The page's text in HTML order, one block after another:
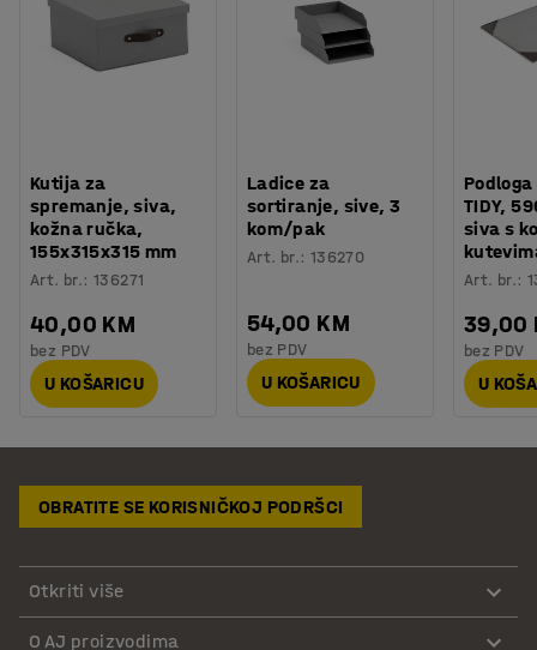
Kutija za
spremanje, siva,
kožna ručka,
155x315x315 mm
Art. br.:136271
40,00 KM
bez PDV
U KOŠARICU
Ladice za
sortiranje, sive, 3
kom/pak
Art. br.: 136270
54,00 KM
bez PDV
U KOŠARICU
TIDY,
siva s
Art. br.:
39,00
bez PDV
U
OBRATITE SE KORISNIČKOJ PODRŠCI
Otkriti više
O AJ proizvodima